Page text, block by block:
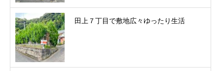
田上７丁目で敷地広々ゆったり生活